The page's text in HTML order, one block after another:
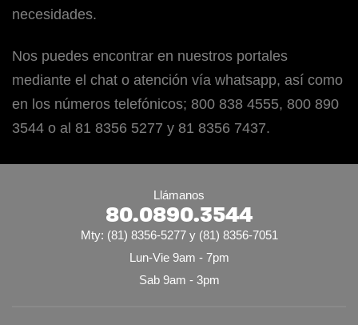
necesidades.
Nos puedes encontrar en nuestros portales
mediante el chat o atención vía whatsapp, así como
en los números telefónicos; 800 838 4555, 800 890
3544 o al 81 8356 5277 y 81 8356 7437.
Llámanos
80.0890.3544
Mty: (81) 8356-5277 y (81) 8356-7051
Lun-Vie 9am - 7pm
Sab 9am - 3pm